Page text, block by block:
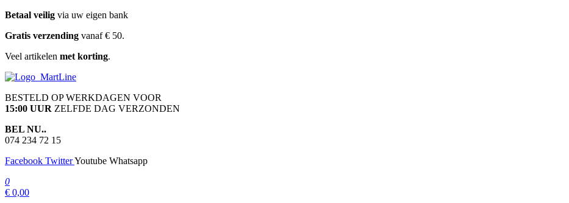
Ga
de
Betaal veilig via uw eigen bank
Gratis verzending vanaf € 50.
Veel artikelen met korting.
martline.nl
BESTELD OP WERKDAGEN VOOR
15:00 UUR ZELFDE DAG VERZONDEN
BEL NU..
074 234 72 15
Facebook TwitterYoutube Whatsapp
0
€ 0,00